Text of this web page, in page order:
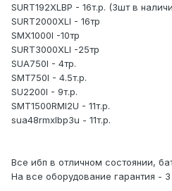
SURT192XLBP - 16т.р. (3шт в
SURT2000XLI - 16тр
SMX1000I -10тр
SURT3000XLI -25тр
SUA750I - 4тр.
SMT750I - 4.5т.р.
SU2200I - 9т.р.
SMT1500RMI2U - 11т.р.
sua48rmxlbp3u - 11т.р.
Все ибп в отличном состоянии,
На все оборудование гарантия -